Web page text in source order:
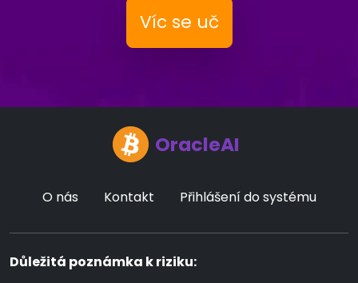
Víc se uč
OracleAI
O nás Kontakt Přihlášení do systému
Důležitá poznámka k riziku: